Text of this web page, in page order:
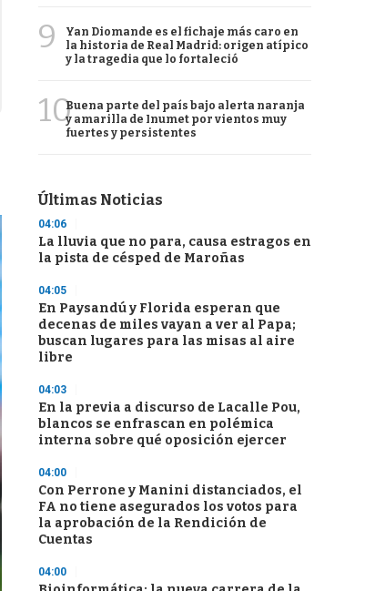
9
Yan Diomande es el fichaje más caro en
la historia de Real Madrid: origen atípico
y la tragedia que lo fortaleció
10Buena parte del país bajo alerta naranja
y amarilla de Inumet por vientos muy
fuertes y persistentes
Últimas Noticias
04:06
La lluvia que no para, causa estragos en
la pista de césped de Maroñas
04:05
En Paysandú y Florida esperan que
decenas de miles vayan a ver al Papa;
buscan lugares para las misas al aire
libre
04:03
En la previa a discurso de Lacalle Pou,
blancos se enfrascan en polémica
interna sobre qué oposición ejercer
04:00
Con Perrone y Manini distanciados, el
FA no tiene asegurados los votos para
la aprobación de la Rendición de
Cuentas
04:00